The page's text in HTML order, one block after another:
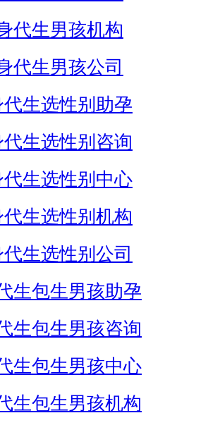
代生男孩机构
代生男孩公司
生选性别助孕
生选性别咨询
代生选性别中心
生选性别机构
生选性别公司
生包生男孩助孕
生包生男孩咨询
生包生男孩中心
生包生男孩机构